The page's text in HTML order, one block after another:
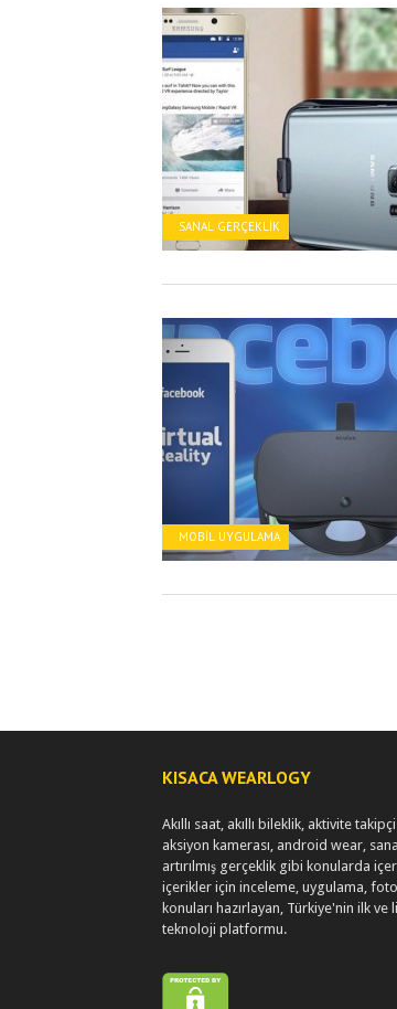
SANAL GERÇEKLIK
MOBIL UYGULAMA
KISACA WEARLOGY
Akıllı saat, akıllı bileklik, aktivite
aksiyon kamerası, android wear,
artırılmış gerçeklik gibi konularda
içerikler için inceleme, uygulama,
konuları hazırlayan, Türkiye'nin ilk
teknoloji platformu.